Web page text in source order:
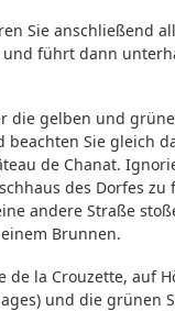
Sie anschließend
führt dann
die gelben und
Sie gleich
de Chanat.
des Dorfes zu
andere Straße
Brunnen.
de la Crouzette, auf
und die grünen